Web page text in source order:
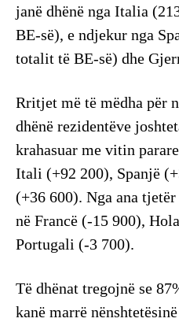
janë dhënë nga Italia
BE-së), e ndjekur nga
totalit të BE-së) dhe
Rritjet më të mëdha për
dhënë rezidentëve
krahasuar me vitin
Itali (+92 200), Spanjë
(+36 600). Nga ana
në Francë (-15 900),
Portugali (-3 700).
Të dhënat tregojnë se
kanë marrë